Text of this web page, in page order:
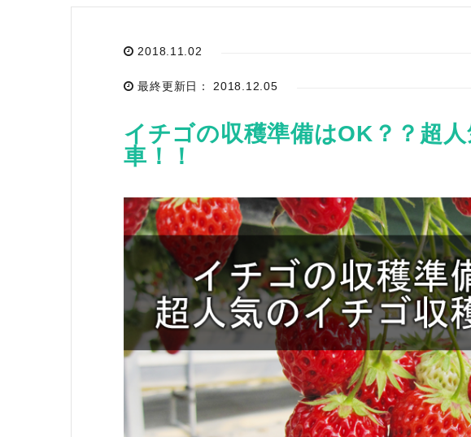
2018.11.02
最終更新日： 2018.12.05
イチゴの収穫準備はOK？？超
車！！